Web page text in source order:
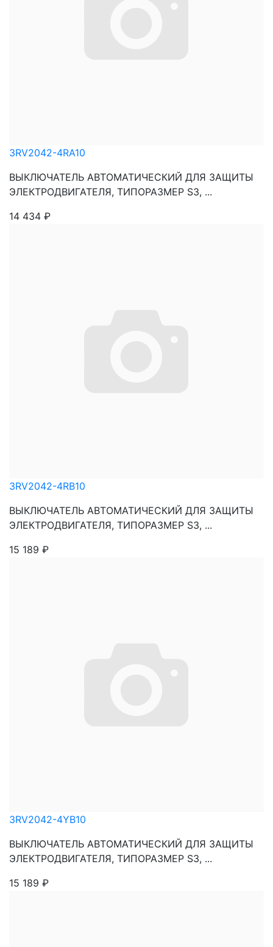
3RV2042-4RA10
ВЫКЛЮЧАТЕЛЬ АВТОМАТИЧЕСКИЙ ДЛЯ ЗАЩИТЫ
ЭЛЕКТРОДВИГАТЕЛЯ, ТИПОРАЗМЕР S3, ...
14 434 ₽
3RV2042-4RB10
ВЫКЛЮЧАТЕЛЬ АВТОМАТИЧЕСКИЙ ДЛЯ ЗАЩИТЫ
ЭЛЕКТРОДВИГАТЕЛЯ, ТИПОРАЗМЕР S3, ...
15 189 ₽
3RV2042-4YB10
ВЫКЛЮЧАТЕЛЬ АВТОМАТИЧЕСКИЙ ДЛЯ ЗАЩИТЫ
ЭЛЕКТРОДВИГАТЕЛЯ, ТИПОРАЗМЕР S3, ...
15 189 ₽